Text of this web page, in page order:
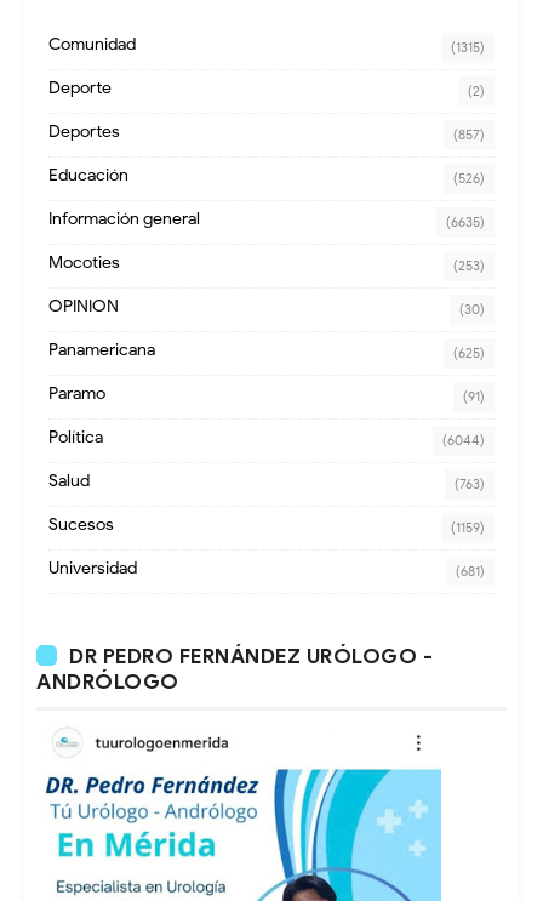
Comunidad (1315)
Deporte (2)
Deportes (857)
Educación (526)
Información general (6635)
Mocoties (253)
OPINION (30)
Panamericana (625)
Paramo (91)
Política (6044)
Salud (763)
Sucesos (1159)
Universidad (681)
DR PEDRO FERNÁNDEZ URÓLOGO -
ANDRÓLOGO